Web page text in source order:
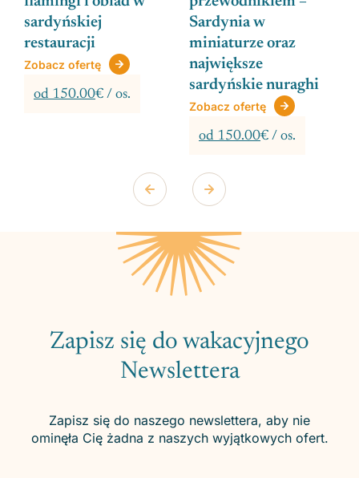
sardyńskiej
restauracji
Zobacz ofertę
od 150.00€ / os.
Sardynia w
miniaturze oraz
największe
sardyńskie nuraghi
Zobacz ofertę
od 150.00€ / os.
Zapisz się do wakacyjnego
Newslettera
Zapisz się do naszego newslettera, aby nie
ominęła Cię żadna z naszych wyjątkowych ofert.